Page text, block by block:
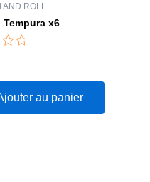
AND ROLL
Tempura x6
au panier